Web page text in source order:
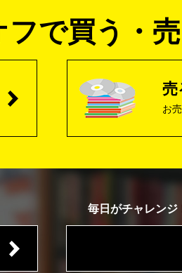
フで買う・
売
お
毎日がチャレンジ